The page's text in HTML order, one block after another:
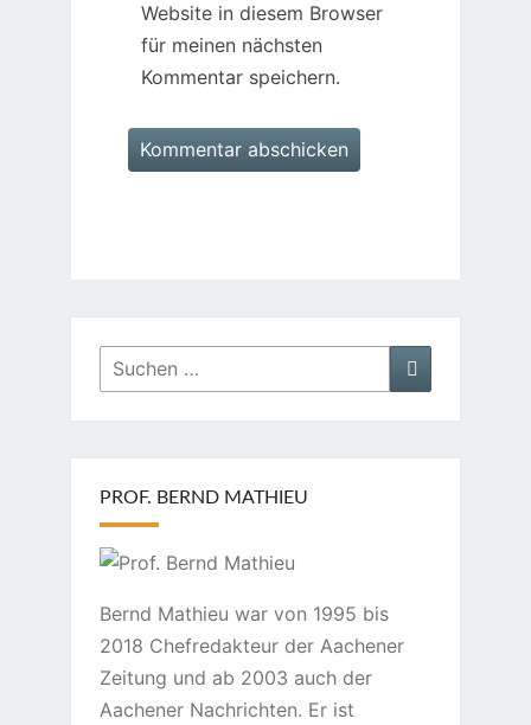
Website in diesem Browser
für meinen nächsten
Kommentar speichern.
Suchen
nach:
Suchen
PROF. BERND MATHIEU
Bernd Mathieu war von 1995 bis
2018 Chefredakteur der Aachener
Zeitung und ab 2003 auch der
Aachener Nachrichten. Er ist